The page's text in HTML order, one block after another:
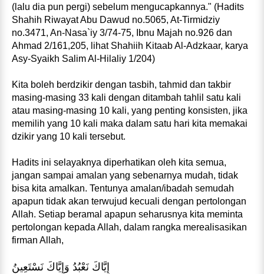
(lalu dia pun pergi) sebelum mengucapkannya." (Hadits
Shahih Riwayat Abu Dawud no.5065, At-Tirmidziy
no.3471, An-Nasa`iy 3/74-75, Ibnu Majah no.926 dan
Ahmad 2/161,205, lihat Shahiih Kitaab Al-Adzkaar, karya
Asy-Syaikh Salim Al-Hilaliy 1/204)
Kita boleh berdzikir dengan tasbih, tahmid dan takbir
masing-masing 33 kali dengan ditambah tahlil satu kali
atau masing-masing 10 kali, yang penting konsisten, jika
memilih yang 10 kali maka dalam satu hari kita memakai
dzikir yang 10 kali tersebut.
Hadits ini selayaknya diperhatikan oleh kita semua,
jangan sampai amalan yang sebenarnya mudah, tidak
bisa kita amalkan. Tentunya amalan/ibadah semudah
apapun tidak akan terwujud kecuali dengan pertolongan
Allah. Setiap beramal apapun seharusnya kita meminta
pertolongan kepada Allah, dalam rangka merealisasikan
firman Allah,
إِيَّاكَ نَعْبُدُ وَإِيَّاكَ نَسْتَعِينُ